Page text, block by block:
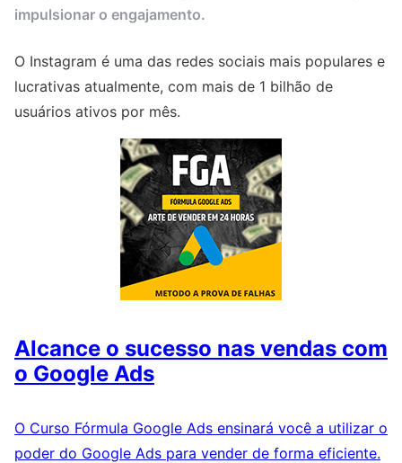
impulsionar o engajamento.
O Instagram é uma das redes sociais mais populares e
lucrativas atualmente, com mais de 1 bilhão de
usuários ativos por mês.
Alcance o sucesso nas vendas com
o Google Ads
O Curso Fórmula Google Ads ensinará você a utilizar o
poder do Google Ads para vender de forma eficiente.